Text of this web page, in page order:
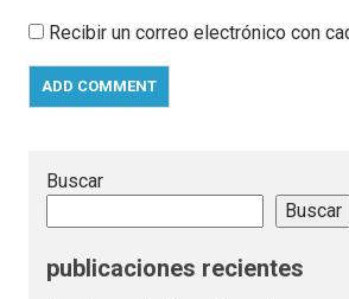
Recibir un correo electrónico con
Buscar
Buscar
publicaciones recientes